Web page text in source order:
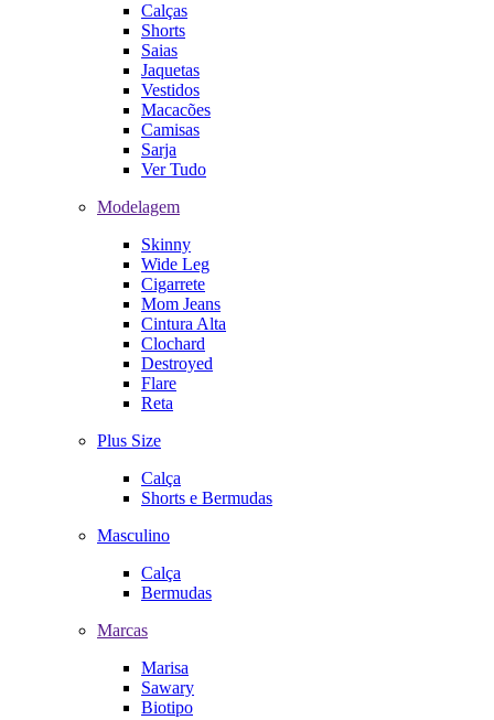
Calças
Shorts
Saias
Jaquetas
Vestidos
Macacões
Camisas
Sarja
Ver Tudo
Modelagem
Skinny
Wide Leg
Cigarrete
Mom Jeans
Cintura Alta
Clochard
Destroyed
Flare
Reta
Plus Size
Calça
Shorts e Bermudas
Masculino
Calça
Bermudas
Marcas
Marisa
Sawary
Biotipo